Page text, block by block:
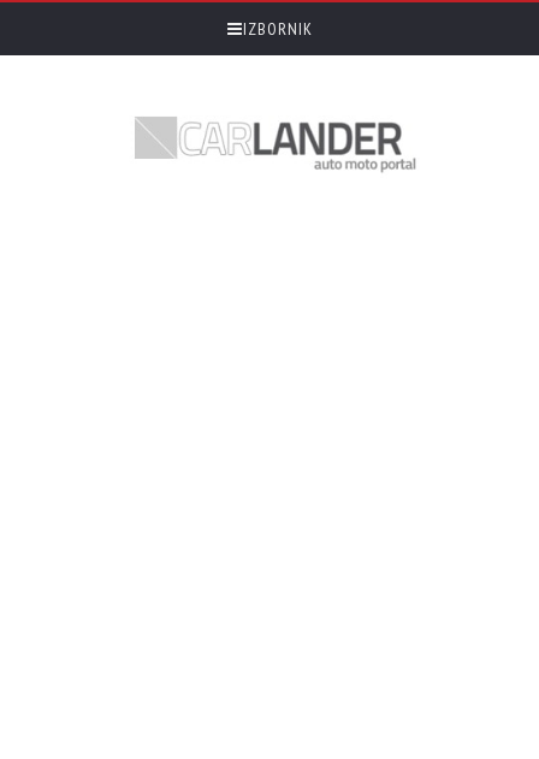
IZBORNIK